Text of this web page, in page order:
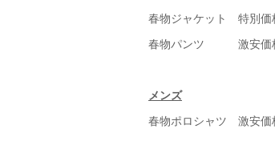
春物ジャケット 特別価
春物パンツ 激安価
メンズ
春物ポロシャツ 激安価